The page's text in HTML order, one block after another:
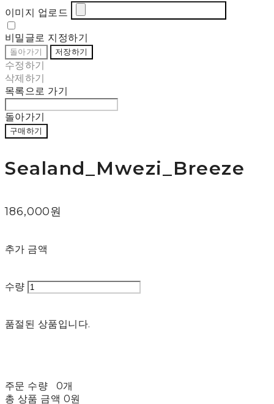
이미지 업로드
비밀글로 지정하기
돌아가기 저장하기
수정하기
삭제하기
목록으로 가기
돌아가기
구매하기
Sealand_Mwezi_Breeze
186,000원
추가 금액
수량
품절된 상품입니다.
주문 수량
0개
총 상품 금액 0원